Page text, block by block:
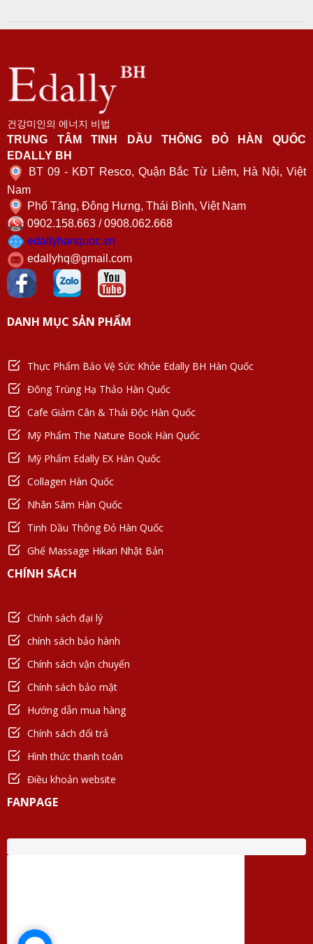
건강미인의 에너지 비법
TRUNG TÂM TINH DẦU THÔNG ĐỎ HÀN QUỐC
EDALLY BH
BT 09 - KĐT Resco, Quận Bắc Từ Liêm, Hà Nội, Việt
Nam
Phố Tăng, Đông Hưng, Thái Bình, Việt Nam
0902.158.663 / 0908.062.668
edallyhanquoc.vn
edallyhq@gmail.com
DANH MỤC SẢN PHẨM
Thực Phẩm Bảo Vệ Sức Khỏe Edally BH Hàn Quốc
Đông Trùng Hạ Thảo Hàn Quốc
Cafe Giảm Cân & Thải Độc Hàn Quốc
Mỹ Phẩm The Nature Book Hàn Quốc
Mỹ Phẩm Edally EX Hàn Quốc
Collagen Hàn Quốc
Nhân Sâm Hàn Quốc
Tinh Dầu Thông Đỏ Hàn Quốc
Ghế Massage Hikari Nhật Bản
CHÍNH SÁCH
Chính sách đại lý
chính sách bảo hành
Chính sách vận chuyển
Chính sách bảo mật
Hướng dẫn mua hàng
Chính sách đổi trả
Hình thức thanh toán
Điều khoản website
FANPAGE